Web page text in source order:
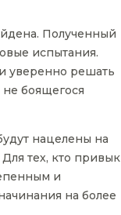
Полученный
испытания.
уверенно решать
боящегося
нацелены на
тех, кто привык
и
на более